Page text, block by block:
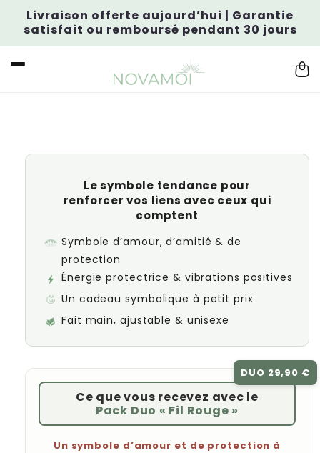
passer
au
contenu
Livraison offerte aujourd’hui | Garantie
satisfait ou remboursé pendant 30 jours
Le symbole tendance pour
renforcer vos liens avec ceux qui
comptent
Symbole d’amour, d’amitié & de
protection
Énergie protectrice & vibrations positives
Un cadeau symbolique à petit prix
Fait main, ajustable & unisexe
DUO 29,90 €
Ce que vous recevez avec le
Pack Duo « Fil Rouge »
Un symbole d’amour et de protection à